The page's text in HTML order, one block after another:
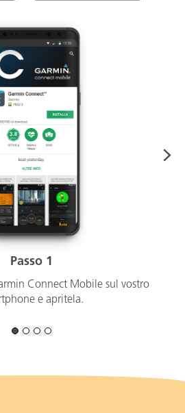
Passo 1
Connect Mobile sul vostro
e apritela.